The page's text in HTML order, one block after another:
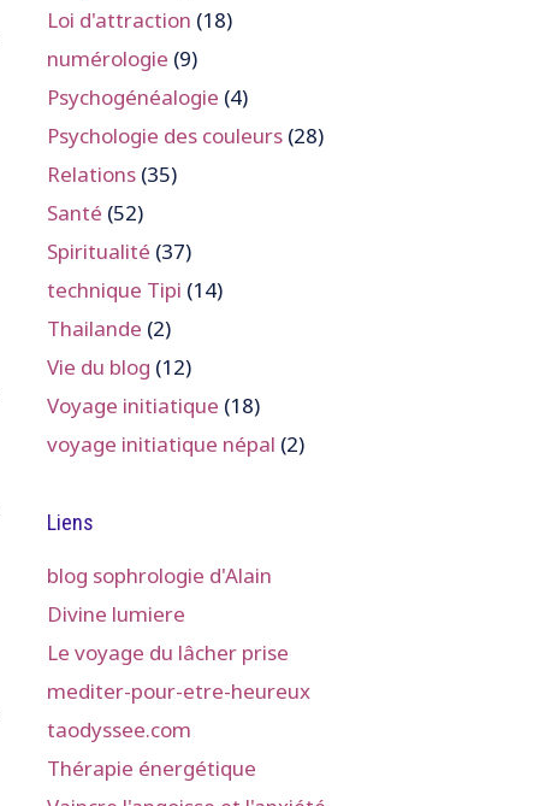
Loi d'attraction (18)
numérologie (9)
Psychogénéalogie (4)
Psychologie des couleurs (28)
Relations (35)
Santé (52)
Spiritualité (37)
technique Tipi (14)
Thailande (2)
Vie du blog (12)
Voyage initiatique (18)
voyage initiatique népal (2)
Liens
blog sophrologie d'Alain
Divine lumiere
Le voyage du lâcher prise
mediter-pour-etre-heureux
taodyssee.com
Thérapie énergétique